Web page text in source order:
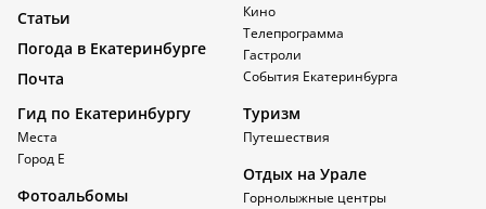
Статьи
Погода в Екатеринбурге
Почта
Кино
Телепрограмма
Гастроли
События Екатеринбурга
Гид по Екатеринбургу
Места
Город Е
Фотоальбомы
Туризм
Путешествия
Отдых на Урале
Горнолыжные центры